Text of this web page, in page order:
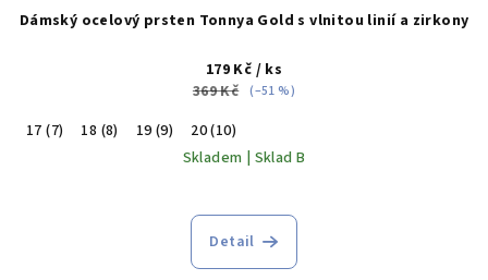
Dámský ocelový prsten Tonnya Gold s vlnitou linií a zirkony
179 Kč / ks
369 Kč (–51 %)
17 (7) 18 (8) 19 (9)
20 (10)
Skladem | Sklad B
Detail